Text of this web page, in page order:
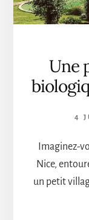
Une
4
Imaginez-
Nice,
un petit